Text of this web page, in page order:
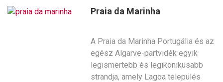
Praia da Marinha
A Praia da Marinha Portugália és az
egész Algarve-partvidék egyik
legismertebb és legikonikusabb
strandja, amely Lagoa település